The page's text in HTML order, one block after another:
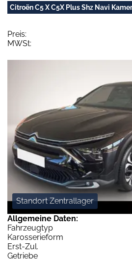
Citroën C5 X C5X Plus Shz Navi
Preis:
MWSt:
Standort Zentrallager
Allgemeine Daten:
Fahrzeugtyp
Karosserieform
Erst-Zul.
Getriebe